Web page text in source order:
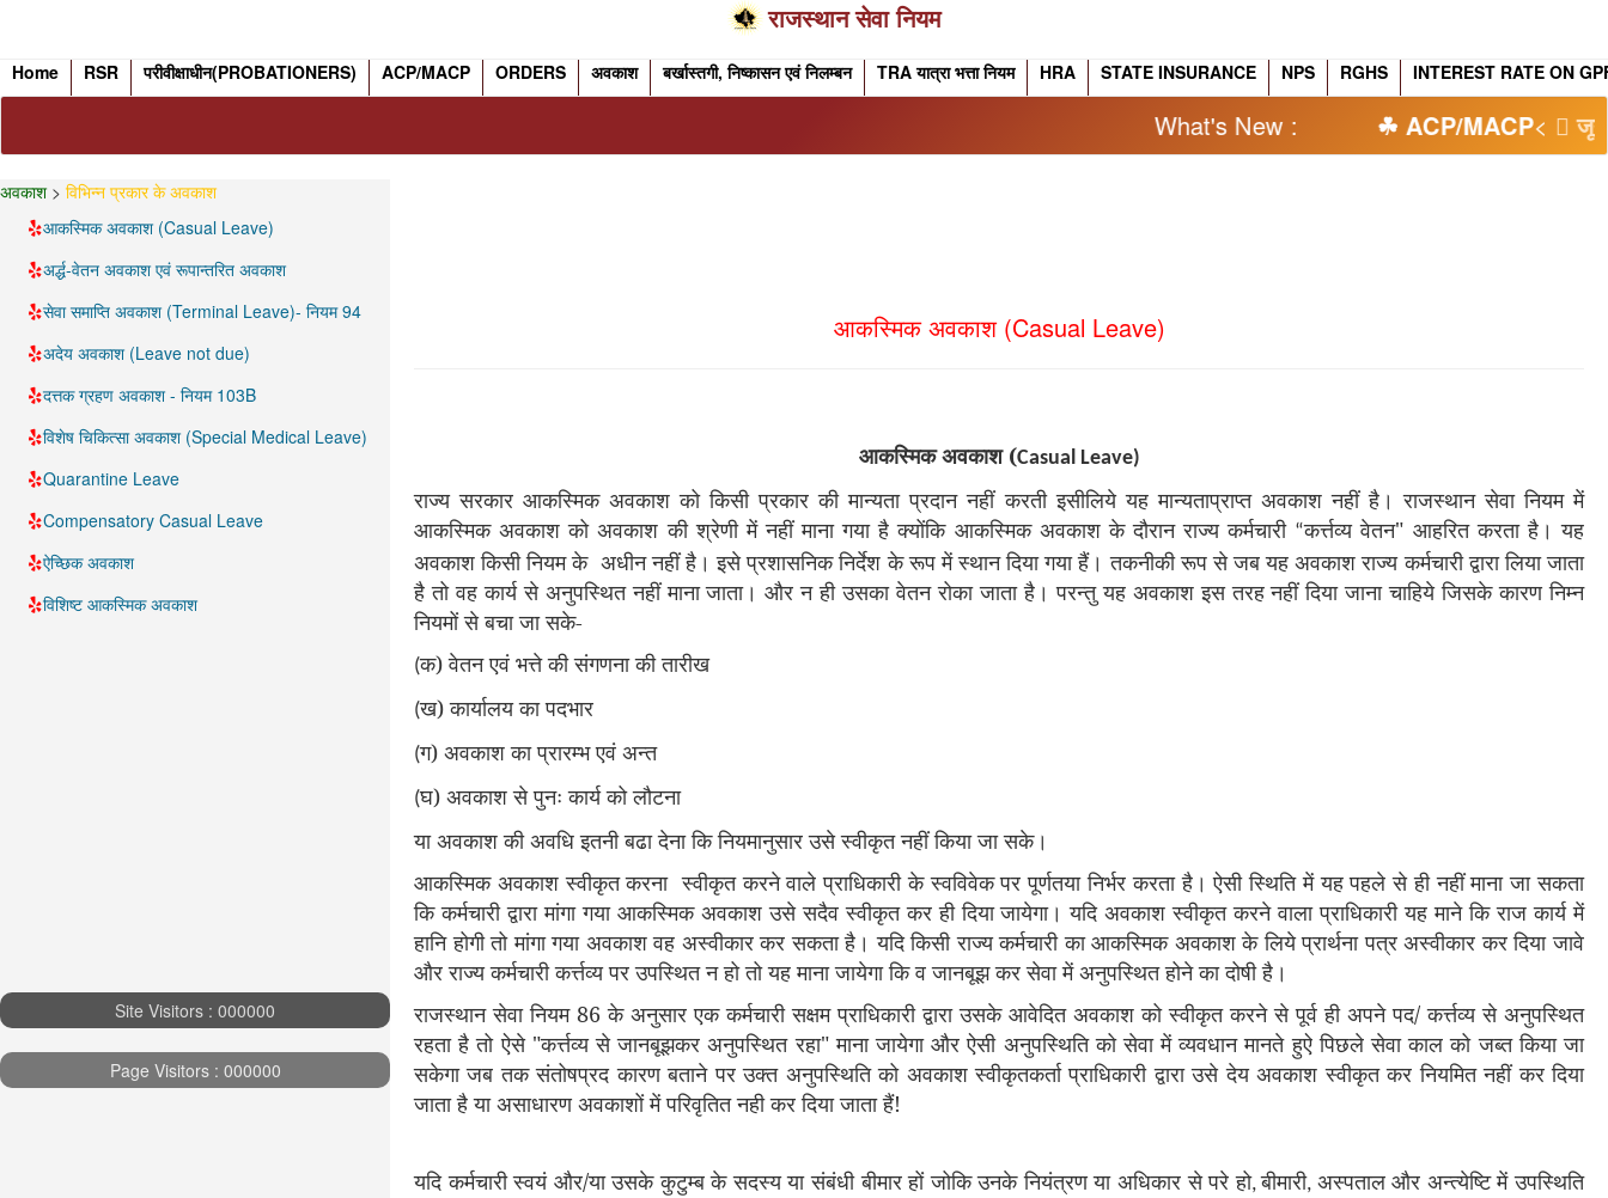
राजस्थान सेवा नियम
Home RSR परीवीक्षाधीन(PROBATIONERS) ACP/MACP ORDERS अवकाश बर्खास्तगी, निष्कासन एवं निलम्बन TRA यात्रा भत्ता नियम HRA STATE INSURANCE NPS RGHS INTEREST RATE ON
What's New : ☘ ACP/MACP<󓩕 जून 2002 के
अवकाश> विभिन्न प्रकार के अवकाश
आकस्मिक अवकाश (Casual Leave)
अर्द्ध-वेतन अवकाश एवं रूपान्तरित अवकाश
सेवा समाप्ति अवकाश (Terminal Leave)- नियम 94
अदेय अवकाश (Leave not due)
दत्तक ग्रहण अवकाश - नियम 103B
विशेष चिकित्सा अवकाश (Special Medical Leave)
Quarantine Leave
Compensatory Casual Leave
ऐच्छिक अवकाश
विशिष्ट आकस्मिक अवकाश
Site Visitors : 000000
Page Visitors : 000000
आकस्मिक अवकाश (Casual Leave)
आकस्मिक अवकाश (Casual Leave)
राज्य सरकार आकस्मिक अवकाश को किसी प्रकार की मान्यता प्रदान नहीं करती इसीलिये यह मान्यताप्राप्त अवकाश नहीं है। राजस्थान सेवा नियम में
आकस्मिक अवकाश को अवकाश की श्रेणी में नहीं माना गया है क्योंकि आकस्मिक अवकाश के दौरान राज्य कर्मचारी “कर्त्तव्य वेतन" आहरित करता है। यह
अवकाश किसी नियम के अधीन नहीं है। इसे प्रशासनिक निर्देश के रूप में स्थान दिया गया हैं। तकनीकी रूप से जब यह अवकाश राज्य कर्मचारी द्वारा लिया जाता
है तो वह कार्य से अनुपस्थित नहीं माना जाता। और न ही उसका वेतन रोका जाता है। परन्तु यह अवकाश इस तरह नहीं दिया जाना चाहिये जिसके कारण निम्न
नियमों से बचा जा सके-
(क) वेतन एवं भत्ते की संगणना की तारीख
(ख) कार्यालय का पदभार
(ग) अवकाश का प्रारम्भ एवं अन्त
(घ) अवकाश से पुनः कार्य को लौटना
या अवकाश की अवधि इतनी बढा देना कि नियमानुसार उसे स्वीकृत नहीं किया जा सके।
आकस्मिक अवकाश स्वीकृत करना स्वीकृत करने वाले प्राधिकारी के स्वविवेक पर पूर्णतया निर्भर करता है। ऐसी स्थिति में यह पहले से ही नहीं माना जा सकता
कि कर्मचारी द्वारा मांगा गया आकस्मिक अवकाश उसे सदैव स्वीकृत कर ही दिया जायेगा। यदि अवकाश स्वीकृत करने वाला प्राधिकारी यह माने कि राज कार्य में
हानि होगी तो मांगा गया अवकाश वह अस्वीकार कर सकता है। यदि किसी राज्य कर्मचारी का आकस्मिक अवकाश के लिये प्रार्थना पत्र अस्वीकार कर दिया जावे
और राज्य कर्मचारी कर्त्तव्य पर उपस्थित न हो तो यह माना जायेगा कि व जानबूझ कर सेवा में अनुपस्थित होने का दोषी है।
राजस्थान सेवा नियम 86 के अनुसार एक कर्मचारी सक्षम प्राधिकारी द्वारा उसके आवेदित अवकाश को स्वीकृत करने से पूर्व ही अपने पद/ कर्त्तव्य से अनुपस्थित
रहता है तो ऐसे "कर्त्तव्य से जानबूझकर अनुपस्थित रहा" माना जायेगा और ऐसी अनुपस्थिति को सेवा में व्यवधान मानते हुऐ पिछले सेवा काल को जब्त किया जा
सकेगा जब तक संतोषप्रद कारण बताने पर उक्त अनुपस्थिति को अवकाश स्वीकृतकर्ता प्राधिकारी द्वारा उसे देय अवकाश स्वीकृत कर नियमित नहीं कर दिया
जाता है या असाधारण अवकाशों में परिवृतित नही कर दिया जाता हैं!
यदि कर्मचारी स्वयं और/या उसके कुटुम्ब के सदस्य या संबंधी बीमार हों जोकि उनके नियंत्रण या अधिकार से परे हो,बीमारी, अस्पताल और अन्त्येष्टि में उपस्थिति